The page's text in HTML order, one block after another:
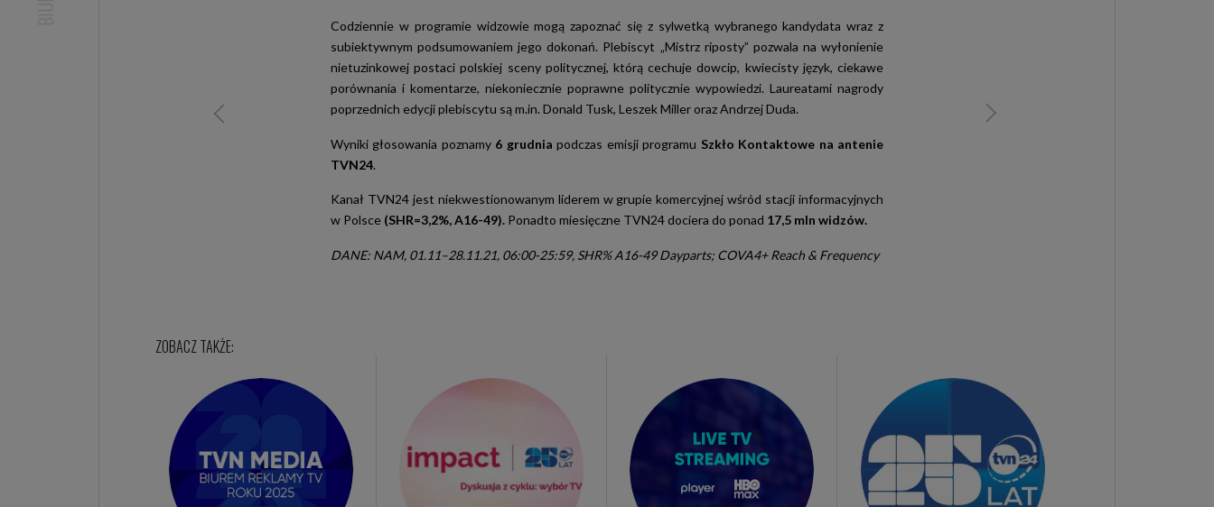
Codziennie w programie widzowie mogą zapoznać się z sylwetką wybranego kandydata wraz z
subiektywnym podsumowaniem jego dokonań. Plebiscyt „Mistrz riposty” pozwala na wyłonienie
nietuzinkowej postaci polskiej sceny politycznej, którą cechuje dowcip, kwiecisty język, ciekawe
porównania i komentarze, niekoniecznie poprawne politycznie wypowiedzi. Laureatami nagrody
poprzednich edycji plebiscytu są m.in. Donald Tusk, Leszek Miller oraz Andrzej Duda.
Wyniki głosowania poznamy 6 grudniapodczas emisji programu Szkło Kontaktowe na antenie
TVN24.
Kanał TVN24 jest niekwestionowanym liderem w grupie komercyjnej wśród stacji informacyjnych
w Polsce (SHR=3,2%, A16-49). Ponadto miesięczne TVN24 dociera do ponad 17,5 mln widzów.
DANE: NAM, 01.11–28.11.21, 06:00-25:59, SHR% A16-49 Dayparts; COVA4+ Reach & Frequency